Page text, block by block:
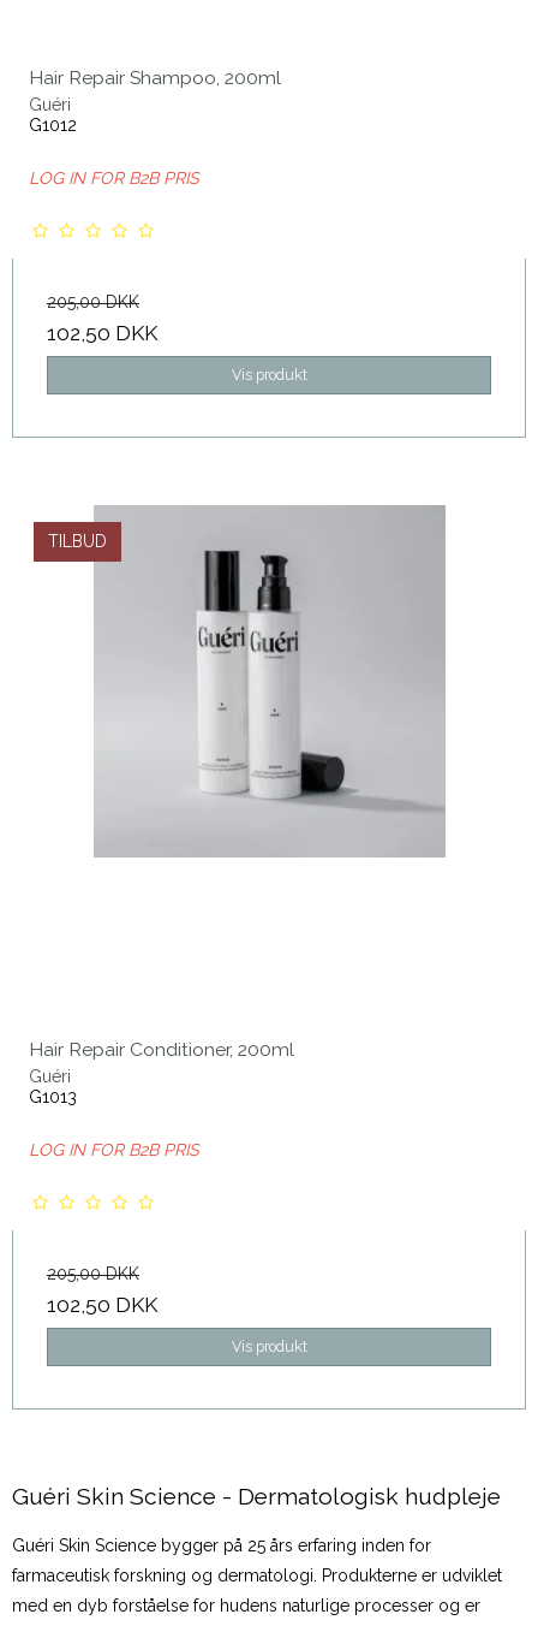
Hair Repair Shampoo, 200ml
Guéri
G1012
LOG IN FOR B2B PRIS
205,00 DKK
102,50 DKK
Vis produkt
TILBUD
Hair Repair Conditioner, 200ml
Guéri
G1013
LOG IN FOR B2B PRIS
205,00 DKK
102,50 DKK
Vis produkt
Guéri Skin Science - Dermatologisk hudpleje
Guéri Skin Science bygger på 25 års erfaring inden for
farmaceutisk forskning og dermatologi. Produkterne er udviklet
med en dyb forståelse for hudens naturlige processer og er